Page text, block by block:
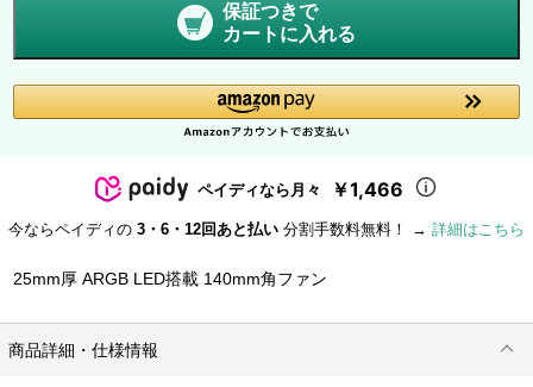
保証つきで
カートに入れる
ペイディなら月々 ￥1,466
今ならペイディの 3・6・12回あと払い 分割手数料無料！ → 詳細はこちら
25mm厚 ARGB LED搭載 140mm角ファン
商品詳細・仕様情報